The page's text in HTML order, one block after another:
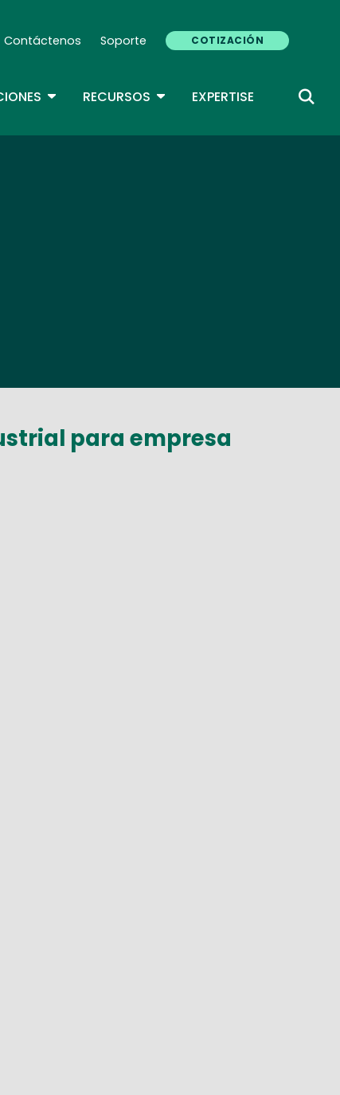
Secondary Navigation (ES)
Contáctenos Soporte COTIZACIÓN
TOGGLE DROPDOWN
RECURSOS TOGGLE DROPDOWN
EXPERTISE
para empresa